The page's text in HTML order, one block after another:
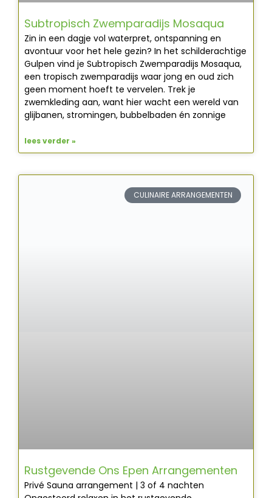
Subtropisch Zwemparadijs Mosaqua
Zin in een dagje vol waterpret, ontspanning en
avontuur voor het hele gezin? In het schilderachtige
Gulpen vind je Subtropisch Zwemparadijs Mosaqua,
een tropisch zwemparadijs waar jong en oud zich
geen moment hoeft te vervelen. Trek je
zwemkleding aan, want hier wacht een wereld van
glijbanen, stromingen, bubbelbaden én zonnige
lees verder »
CULINAIRE ARRANGEMENTEN
Rustgevende Ons Epen Arrangementen
Privé Sauna arrangement | 3 of 4 nachten